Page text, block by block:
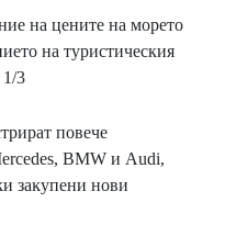
на цените на морето
на туристическия
3
пoвeчe
ВМW и Аudі,
зaĸyпeни нoви